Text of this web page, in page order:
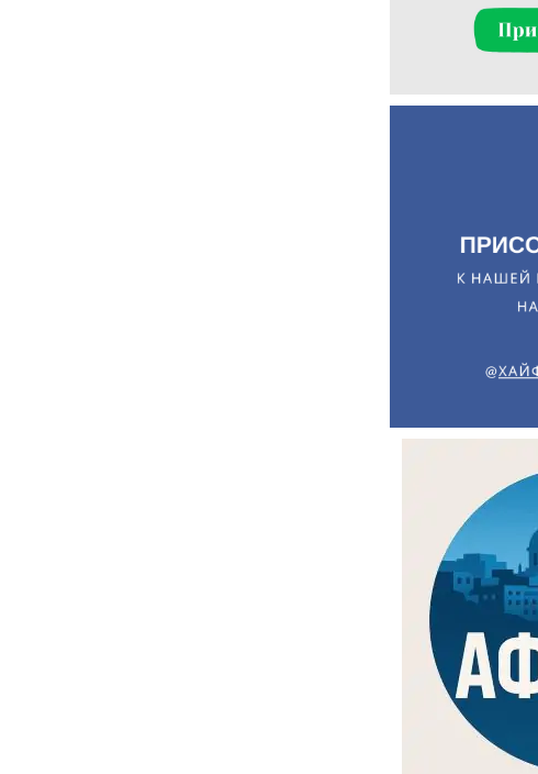
Искать